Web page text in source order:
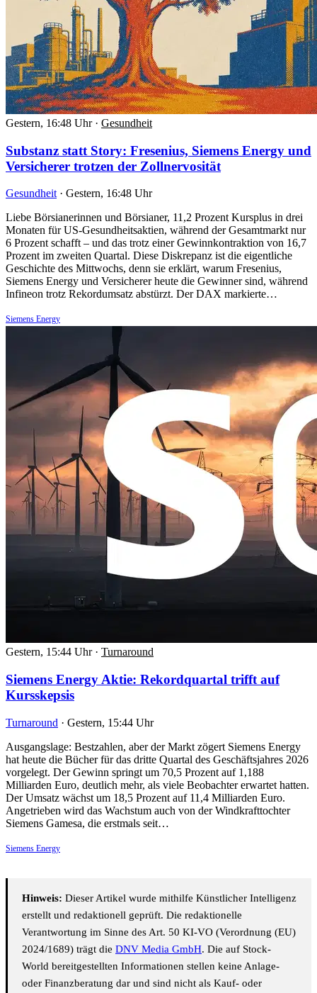
Gestern, 16:48 Uhr · Gesundheit
Substanz statt Story: Fresenius, Siemens Energy und
Versicherer trotzen der Zollnervosität
Gesundheit · Gestern, 16:48 Uhr
Liebe Börsianerinnen und Börsianer, 11,2 Prozent Kursplus in drei
Monaten für US-Gesundheitsaktien, während der Gesamtmarkt nur
6 Prozent schafft – und das trotz einer Gewinnkontraktion von 16,7
Prozent im zweiten Quartal. Diese Diskrepanz ist die eigentliche
Geschichte des Mittwochs, denn sie erklärt, warum Fresenius,
Siemens Energy und Versicherer heute die Gewinner sind, während
Infineon trotz Rekordumsatz abstürzt. Der DAX markierte…
Siemens Energy
Gestern, 15:44 Uhr · Turnaround
Siemens Energy Aktie: Rekordquartal trifft auf
Kursskepsis
Turnaround · Gestern, 15:44 Uhr
Ausgangslage: Bestzahlen, aber der Markt zögert Siemens Energy
hat heute die Bücher für das dritte Quartal des Geschäftsjahres 2026
vorgelegt. Der Gewinn springt um 70,5 Prozent auf 1,188
Milliarden Euro, deutlich mehr, als viele Beobachter erwartet hatten.
Der Umsatz wächst um 18,5 Prozent auf 11,4 Milliarden Euro.
Angetrieben wird das Wachstum auch von der Windkrafttochter
Siemens Gamesa, die erstmals seit…
Siemens Energy
Hinweis: Dieser Artikel wurde mithilfe Künstlicher Intelligenz
erstellt und redaktionell geprüft. Die redaktionelle
Verantwortung im Sinne des Art. 50 KI-VO (Verordnung (EU)
2024/1689) trägt die DNV Media GmbH. Die auf Stock-
World bereitgestellten Informationen stellen keine Anlage-
oder Finanzberatung dar und sind nicht als Kauf- oder